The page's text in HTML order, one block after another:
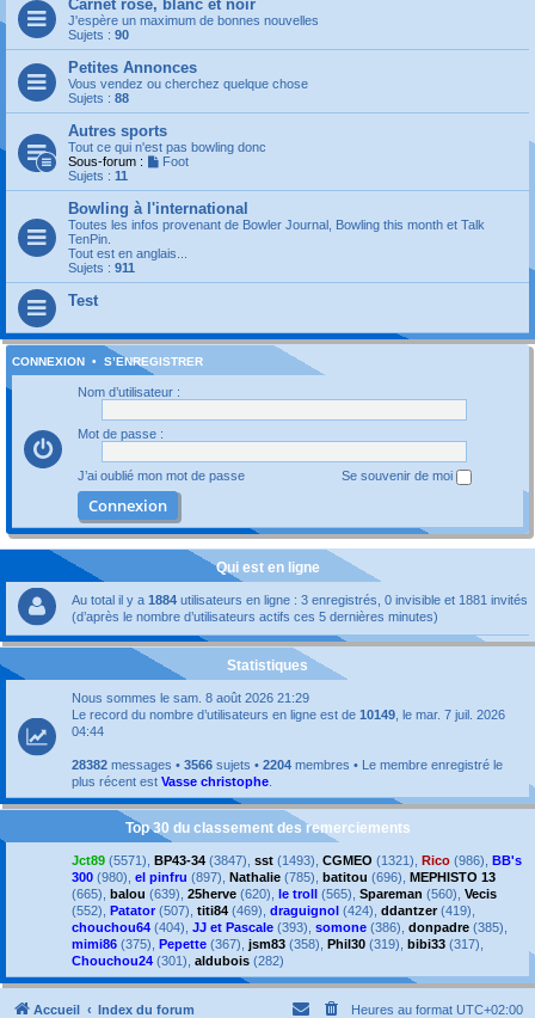
Carnet rose, blanc et noir
J'espère un maximum de bonnes nouvelles
Sujets : 90
Petites Annonces
Vous vendez ou cherchez quelque chose
Sujets : 88
Autres sports
Tout ce qui n'est pas bowling donc
Sous-forum :
Foot
Sujets : 11
Bowling à l'international
Toutes les infos provenant de Bowler Journal, Bowling this month et Talk
TenPin.
Tout est en anglais...
Sujets : 911
Test
CONNEXION • S’ENREGISTRER
Nom d’utilisateur :
Mot de passe :
J’ai oublié mon mot de passe Se souvenir de moi
Qui est en ligne
Au total il y a 1884 utilisateurs en ligne : 3 enregistrés, 0 invisible et 1881 invités
(d’après le nombre d’utilisateurs actifs ces 5 dernières minutes)
Statistiques
Nous sommes le sam. 8 août 2026 21:29
Le record du nombre d’utilisateurs en ligne est de 10149 , le mar. 7 juil. 2026
04:44
28382 messages • 3566 sujets • 2204 membres • Le membre enregistré le
plus récent est Vasse christophe
Top 30 du classement des remerciements
Jct89 (5571), BP43-34 (3847), sst (1493), CGMEO (1321), Rico (986), BB's
300 (980), el pinfru (897), Nathalie (785), batitou (696), MEPHISTO 13
(665), balou (639), 25herve (620), le troll (565), Spareman (560), Vecis
(552), Patator (507), titi84 (469), draguignol (424), ddantzer(419),
chouchou64 (404), JJ et Pascale (393), somone (386), donpadre (385),
mimi86 (375), Pepette (367), jsm83 (358), Phil30 (319), bibi33 (317),
Chouchou24 (301), aldubois (282)
Accueil Index du forum Heures au format UTC+02:00